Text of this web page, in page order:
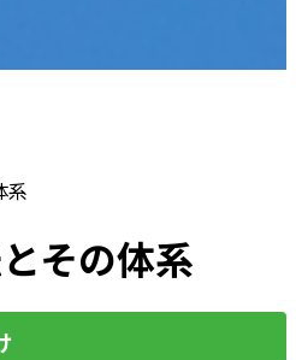
系
その体系